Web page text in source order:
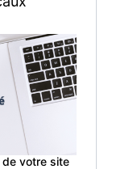
votre site